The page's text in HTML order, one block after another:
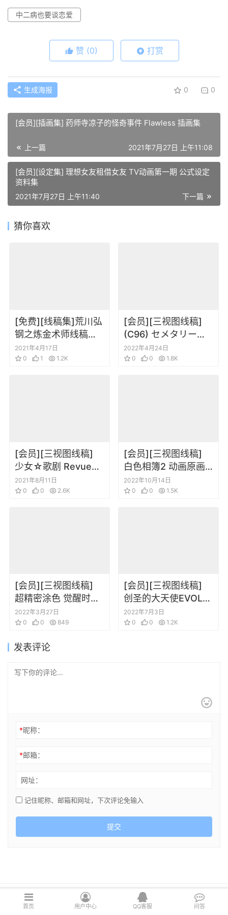
中二病也要谈恋爱
赞 (0) 打赏
生成海报 0 0
[会员][插画集] 药师寺凉子的怪奇事件 Flawless 插画集
上一篇 2021年7月27日 上午11:08
[会员][设定集] 理想女友租借女友 TV动画第一期 公式设定
资料集
下一篇
2021年7月27日 上午11:40
猜你喜欢
[免费][线稿集]荒川弘
钢之炼金术师线稿画
集
2021年4月17日
0
1 1.2K
[会员][三视图线稿]
(C96) セメタリーヒ
ルズ青春白書 (錦織敦
史) The Art of DIF
2022年4月24日
0
0 1.8K
[会员][三视图线稿]
少女☆歌剧 Revue
Starlight 设定资料集
2021年8月11日
0
0 2.6K
[会员][三视图线稿]
白色相簿2 动画原画
设定资料集
2022年10月14日
0
0 1.5K
[会员][三视图线稿]
超精密涂色 觉醒时刻
超清线稿
2022年3月27日
0
0 849
[会员][三视图线稿]
创圣的大天使EVOL
动画资料设定线稿集
2022年7月3日
0
0 1.2K
发表评论
*昵称：
*邮箱：
网址：
记住昵称、邮箱和网址，下次评论免输入
提交
Copyright © 2021 cghsj.com 版权所有 Powered by 绘世界
首页 用户中心 QQ客服 问答